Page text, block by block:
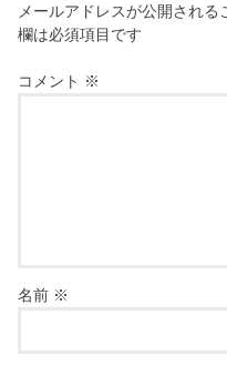
メールアドレスが公開される
欄は必須項目です
コメント ※
名前 ※